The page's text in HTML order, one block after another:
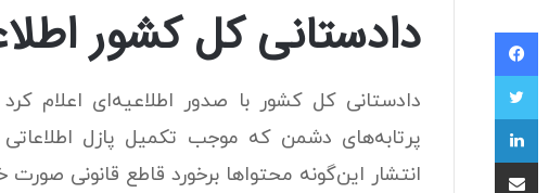
دادستانی کل کشور
دادستانی کل کشور با صدور اطلاعیه‌ای اعلام
پرتابه‌های دشمن که موجب تکمیل پازل
انتشار این‌گونه محتواها برخورد قاطع قانونی